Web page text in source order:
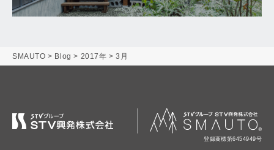
SMAUTO > Blog > 2017年 >3月
登録商標第6454949号